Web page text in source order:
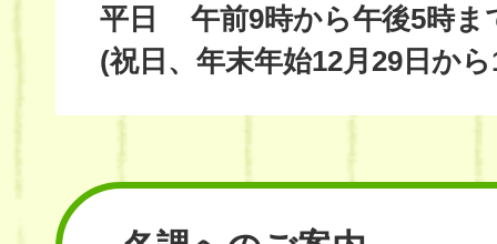
平日
午前9時から午後5時ま
(祝日、年末年始12月29日か